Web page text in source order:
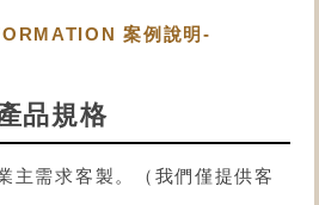
案例說明-
品規格
主需求客製。（我們僅提供客